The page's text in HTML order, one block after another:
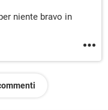
niente bravo in